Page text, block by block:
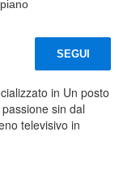
piano
SEGUI
in Un posto
sin dal
televisivo in